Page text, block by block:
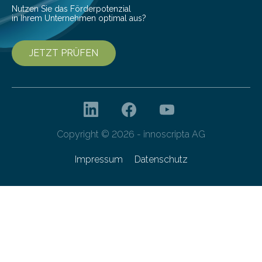
Nutzen Sie das Förderpotenzial
in Ihrem Unternehmen optimal aus?
JETZT PRÜFEN
Copyright © 2026 - innoscripta AG
Impressum Datenschutz